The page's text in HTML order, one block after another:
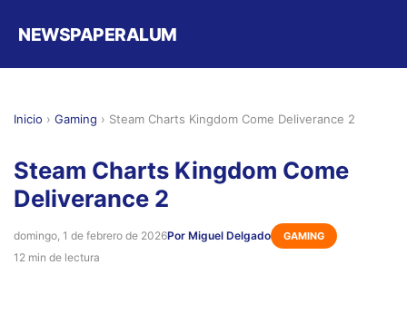
NEWSPAPERALUM
Inicio › Gaming › Steam Charts Kingdom Come Deliverance 2
Steam Charts Kingdom Come
Deliverance 2
domingo, 1 de febrero de 2026Por Miguel Delgado GAMING
12 min de lectura